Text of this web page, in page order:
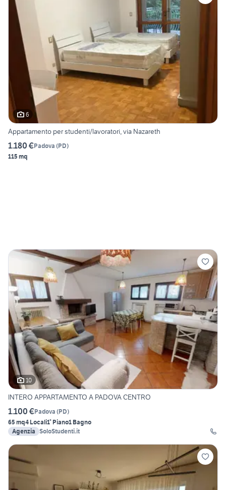
6
Appartamento per studenti/lavoratori, via Nazareth
1.180 €Padova (PD)
115 mq
10
INTERO APPARTAMENTO A PADOVA CENTRO
1.100 €Padova (PD)
65 mq4 Locali1° Piano1 Bagno
Agenzia SoloStudenti.it